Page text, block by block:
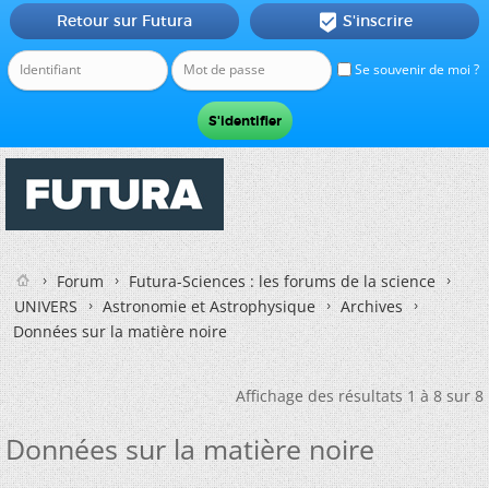
Se souvenir de moi ?
Retour sur Futura  S'inscrire
Forum
Futura-Sciences : les forums de la science
UNIVERS
Astronomie et Astrophysique
Archives
Données sur la matière noire
Affichage des résultats 1 à 8 sur 8
Données sur la matière noire